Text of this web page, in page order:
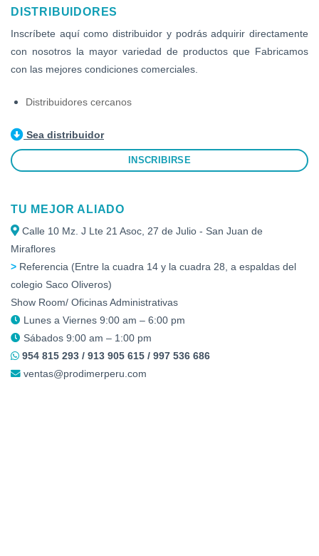
DISTRIBUIDORES
Inscríbete aquí como distribuidor y podrás adquirir directamente
con nosotros la mayor variedad de productos que Fabricamos
con las mejores condiciones comerciales.
Distribuidores cercanos
Sea distribuidor
INSCRIBIRSE
TU MEJOR ALIADO
Calle 10 Mz. J Lte 21 Asoc, 27 de Julio - San Juan de
Miraflores
> Referencia (Entre la cuadra 14 y la cuadra 28, a espaldas del
colegio Saco Oliveros)
Show Room/ Oficinas Administrativas
Lunes a Viernes 9:00 am – 6:00 pm
Sábados 9:00 am – 1:00 pm
954 815 293 / 913 905 615 / 997 536 686
ventas@prodimerperu.com